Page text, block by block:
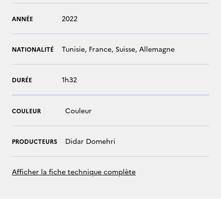
ANNÉE 2022
NATIONALITÉ Tunisie, France, Suisse, Allemagne
DURÉE 1h32
COULEUR Couleur
PRODUCTEURS Didar Domehri
Afficher la fiche technique complète